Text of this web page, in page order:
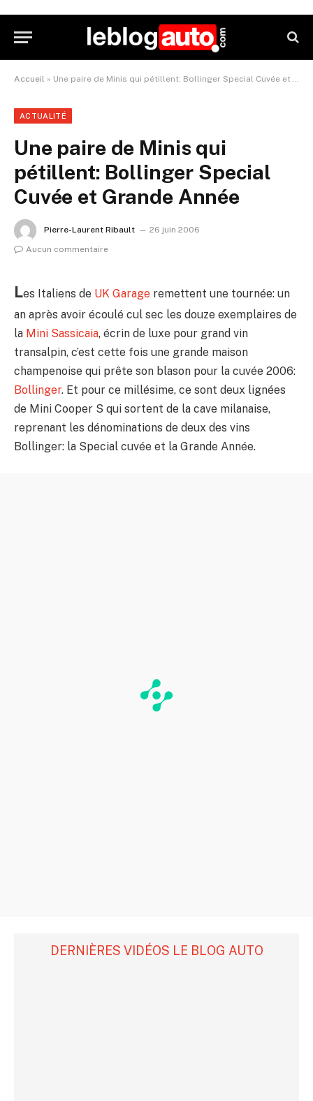
Accueil » Une paire de Minis qui pétillent: Bollinger Special Cuvée et Grande Année
ACTUALITÉ
Une paire de Minis qui
pétillent: Bollinger Special
Cuvée et Grande Année
Pierre-Laurent Ribault
26 juin 2006
Aucun commentaire
Les Italiens de UK Garage remettent une tournée: un
an après avoir écoulé cul sec les douze exemplaires de
la Mini Sassicaia, écrin de luxe pour grand vin
transalpin, c’est cette fois une grande maison
champenoise qui prête son blason pour la cuvée 2006:
Bollinger. Et pour ce millésime, ce sont deux lignées
de Mini Cooper S qui sortent de la cave milanaise,
reprenant les dénominations de deux des vins
Bollinger: la Special cuvée et la Grande Année.
DERNIÈRES VIDÉOS LE BLOG AUTO